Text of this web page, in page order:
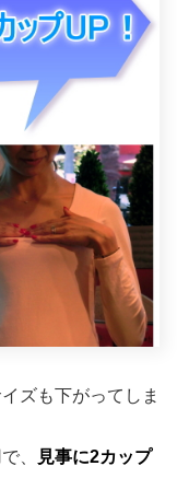
ズも下がってしま
、
見事に2カップ